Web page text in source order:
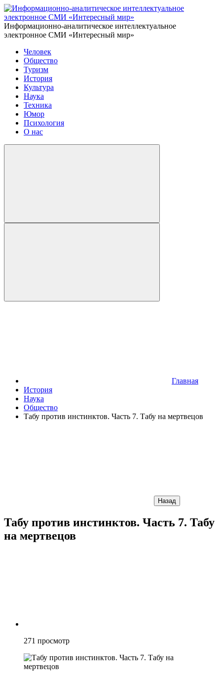
Информационно-аналитическое интеллектуальное
электронное СМИ «Интересный мир»
Человек
Общество
Туризм
История
Культура
Наука
Техника
Юмор
Психология
О нас
Главная
История
Наука
Общество
Табу против инстинктов. Часть 7. Табу на мертвецов
Назад
Табу против инстинктов. Часть 7. Табу
на мертвецов
271 просмотр